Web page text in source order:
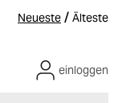
Neueste / Älteste
einloggen